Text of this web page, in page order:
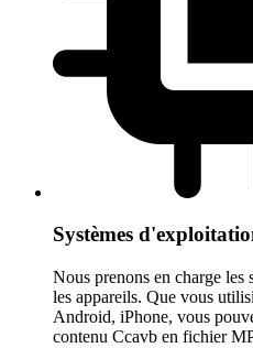
Systèmes
Nous prenons en charge les
les appareils. Que vous
Android, iPhone, vous
contenu Ccavb en fichier